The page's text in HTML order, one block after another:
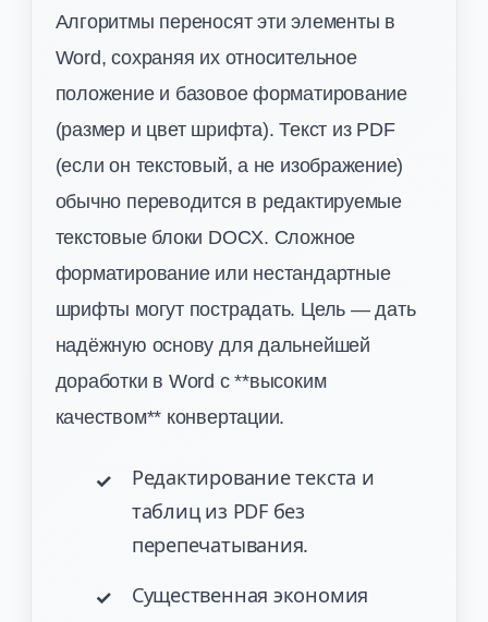
Алгоритмы переносят эти элементы в
Word, сохраняя их относительное
положение и базовое форматирование
(размер и цвет шрифта). Текст из PDF
(если он текстовый, а не изображение)
обычно переводится в редактируемые
текстовые блоки DOCX. Сложное
форматирование или нестандартные
шрифты могут пострадать. Цель — дать
надёжную основу для дальнейшей
доработки в Word с **высоким
качеством** конвертации.
Редактирование текста и
таблиц из PDF без
перепечатывания.
Существенная экономия